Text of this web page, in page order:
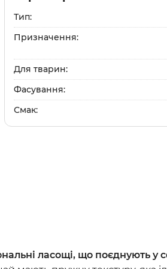
щітки
щітки
Тип:
Призначення:
Для тварин:
Фасування:
Смак:
ласощі, що поєднують у